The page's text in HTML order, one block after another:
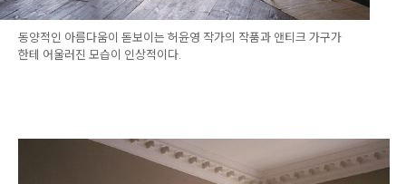
동양적인 아름다움이 돋보이는 허윤영 작가의 작품과 앤티크 가구가
한테 어울러진 모습이 인상적이다.